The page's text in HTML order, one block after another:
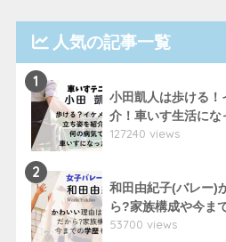
人気の記事一覧
1
小田凱人は歩ける
介！車いす生活にな
127240 views
2
和田由紀子(バレー)
ら?家族構成や今ま
53700 views